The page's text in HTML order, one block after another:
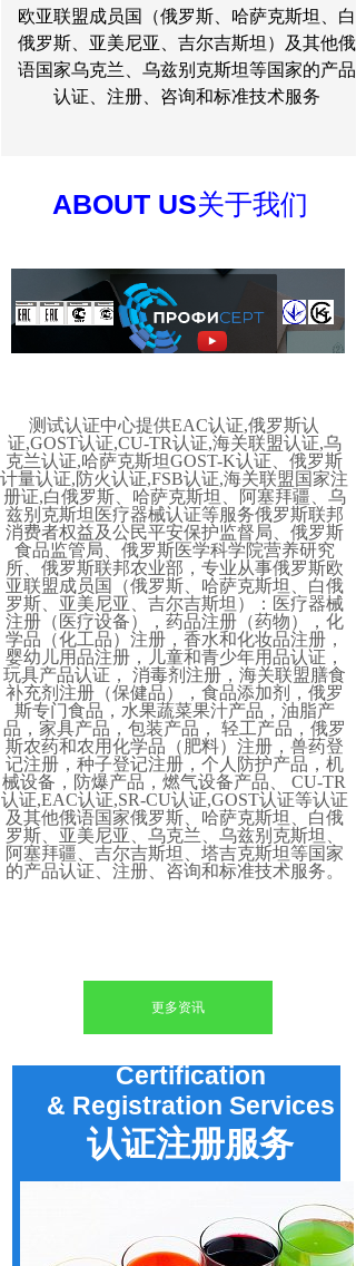
欧亚联盟成员国（俄罗斯、哈萨克斯坦、白
俄罗斯、亚美尼亚、吉尔吉斯坦）及其他俄
语国家乌克兰、乌兹别克斯坦等国家的产品
认证、注册、咨询和标准技术服务
ABOUT US关于我们
测试认证中心提供EAC认证,俄罗斯认
证,GOST认证,CU-TR认证,海关联盟认证,乌
克兰认证,哈萨克斯坦GOST-K认证、俄罗斯
计量认证,防火认证,FSB认证,海关联盟国家注
册证,白俄罗斯、哈萨克斯坦、阿塞拜疆、乌
兹别克斯坦医疗器械认证等服务俄罗斯联邦
消费者权益及公民平安保护监督局、俄罗斯
食品监管局、俄罗斯医学科学院营养研究
所、俄罗斯联邦农业部，专业从事俄罗斯欧
亚联盟成员国（俄罗斯、哈萨克斯坦、白俄
罗斯、亚美尼亚、吉尔吉斯坦）：医疗器械
注册（医疗设备），药品注册（药物），化
学品（化工品）注册，香水和化妆品注册，
婴幼儿用品注册，儿童和青少年用品认证，
玩具产品认证， 消毒剂注册，海关联盟膳食
补充剂注册（保健品），食品添加剂，俄罗
斯专门食品，水果蔬菜果汁产品，油脂产
品，家具产品，包装产品， 轻工产品，俄罗
斯农药和农用化学品（肥料）注册，兽药登
记注册，种子登记注册，个人防护产品，机
械设备，防爆产品，燃气设备产品、 CU-TR
认证,EAC认证,SR-CU认证,GOST认证等认证
及其他俄语国家俄罗斯、哈萨克斯坦、白俄
罗斯、亚美尼亚、乌克兰、乌兹别克斯坦、
阿塞拜疆、吉尔吉斯坦、塔吉克斯坦等国家
的产品认证、注册、咨询和标准技术服务。
更多资讯
Certification
& Registration Services
认证注册服务